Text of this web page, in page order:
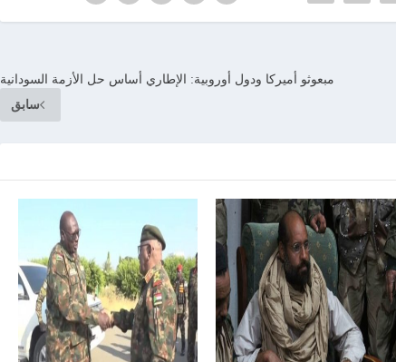
مبعوثو أميركا ودول أوروبية: الإطاري أساس حل الأزمة السودانية
سابق